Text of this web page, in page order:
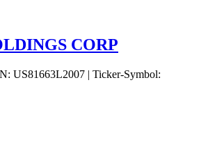
CORP
US81663L2007 | Ticker-Symbol: